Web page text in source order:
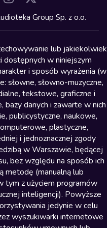
Group Sp. z o.o.
lub jakiekolwiek
w niniejszym
i sposób wyrażenia (w
słowne, słowno-muzyczne,
tekstowe, graficzne i
bazy danych i zawarte w nich
publicystyczne, naukowe,
plastyczne,
i jednoznacznej zgody
w Warszawie, będącej
bez względu na sposób ich
metodę (manualną lub
tym z użyciem programów
inteligencji). Powyższe
jedynie w celu
wyszukiwarki internetowe